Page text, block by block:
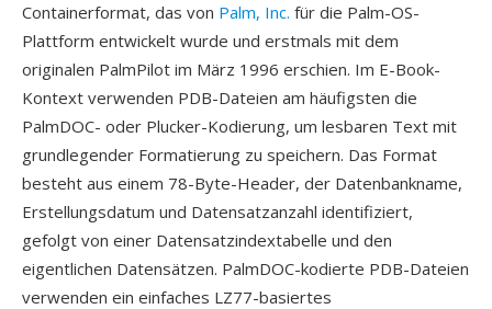
Containerformat, das von Palm, Inc. für die Palm-OS-
Plattform entwickelt wurde und erstmals mit dem
originalen PalmPilot im März 1996 erschien. Im E-Book-
Kontext verwenden PDB-Dateien am häufigsten die
PalmDOC- oder Plucker-Kodierung, um lesbaren Text mit
grundlegender Formatierung zu speichern. Das Format
besteht aus einem 78-Byte-Header, der Datenbankname,
Erstellungsdatum und Datensatzanzahl identifiziert,
gefolgt von einer Datensatzindextabelle und den
eigentlichen Datensätzen. PalmDOC-kodierte PDB-Dateien
verwenden ein einfaches LZ77-basiertes